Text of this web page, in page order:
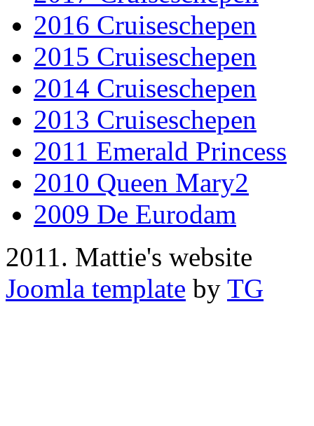
2016 Cruiseschepen
2015 Cruiseschepen
2014 Cruiseschepen
2013 Cruiseschepen
2011 Emerald Princess
2010 Queen Mary2
2009 De Eurodam
2011. Mattie's website
Joomla template by TG